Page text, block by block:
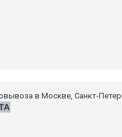
в Москве, Санкт-